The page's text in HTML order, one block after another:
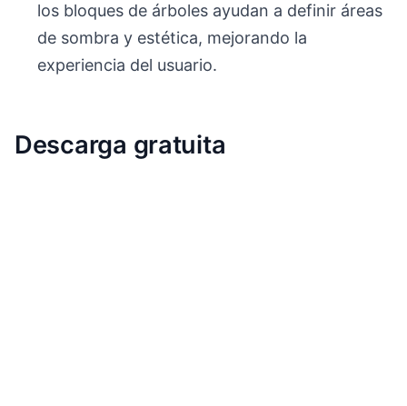
los bloques de árboles ayudan a definir áreas
de sombra y estética, mejorando la
experiencia del usuario.
Descarga gratuita